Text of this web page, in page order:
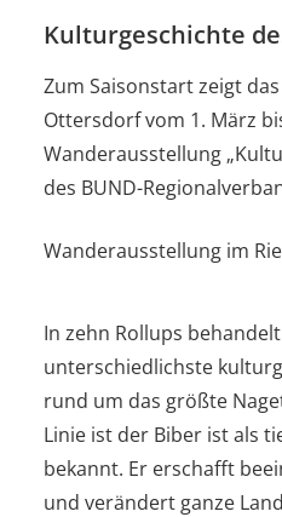
Kulturgeschichte
Zum Saisonstart zeigt
Ottersdorf vom 1. März
Wanderausstellung
des BUND-
Wanderausstellung im
In zehn Rollups
unterschiedlichste
rund um das größte
Linie ist der Biber ist als
bekannt. Er erschafft
und verändert ganze